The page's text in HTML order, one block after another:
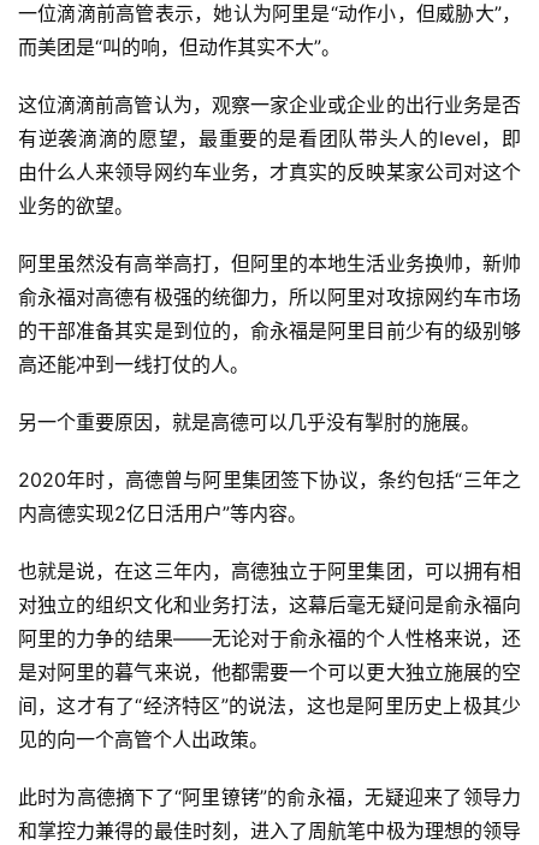
一位滴滴前高管表示，她认为阿里是“动作小，但威胁大”，
而美团是“叫的响，但动作其实不大”。
这位滴滴前高管认为，观察一家企业或企业的出行业务是否
有逆袭滴滴的愿望，最重要的是看团队带头人的level，即
由什么人来领导网约车业务，才真实的反映某家公司对这个
业务的欲望。
阿里虽然没有高举高打，但阿里的本地生活业务换帅，新帅
俞永福对高德有极强的统御力，所以阿里对攻掠网约车市场
的干部准备其实是到位的，俞永福是阿里目前少有的级别够
高还能冲到一线打仗的人。
另一个重要原因，就是高德可以几乎没有掣肘的施展。
2020年时，高德曾与阿里集团签下协议，条约包括“三年之
内高德实现2亿日活用户”等内容。
也就是说，在这三年内，高德独立于阿里集团，可以拥有相
对独立的组织文化和业务打法，这幕后毫无疑问是俞永福向
阿里的力争的结果——无论对于俞永福的个人性格来说，还
是对阿里的暮气来说，他都需要一个可以更大独立施展的空
间，这才有了“经济特区”的说法，这也是阿里历史上极其少
见的向一个高管个人出政策。
此时为高德摘下了“阿里镣铐”的俞永福，无疑迎来了领导力
和掌控力兼得的最佳时刻，进入了周航笔中极为理想的领导